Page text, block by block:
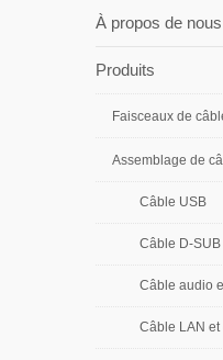
À propos de nous
Produits
Faisceaux de
Assemblage de
Câble USB
Câble D-
Câble audio
Câble LAN